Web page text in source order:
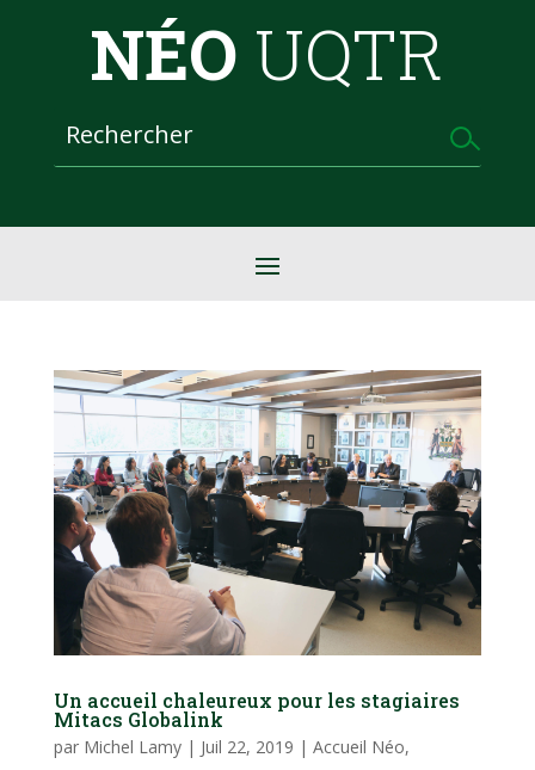
NÉO UQTR
Un accueil chaleureux pour les stagiaires
Mitacs Globalink
par Michel Lamy| Juil 22, 2019 | Accueil Néo,